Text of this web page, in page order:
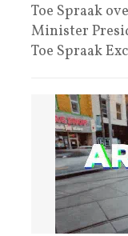
Toe Spraak
Minister
Toe Spraak